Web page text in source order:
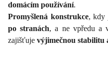
domácím používání.
Promyšlená konstrukce, kdy
po stranách, a ne vpředu a
zajišťuje výjimečnou stabilitu